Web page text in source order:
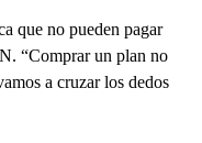
que no pueden pagar
“Comprar un plan no
a cruzar los dedos